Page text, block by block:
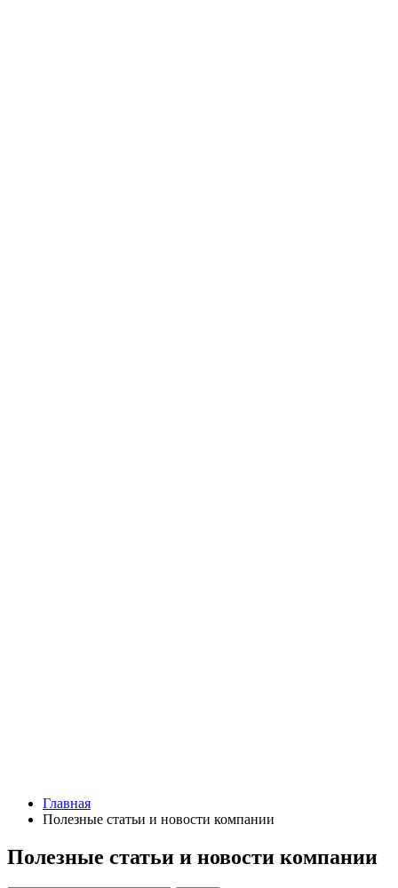
Главная
Полезные статьи и новости компании
Полезные статьи и новости компании